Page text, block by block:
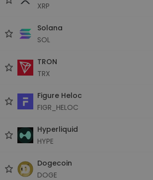
XRP
Solana
SOL
TRON
TRX
Figure Heloc
FIGR_HELOC
Hyperliquid
HYPE
Dogecoin
DOGE